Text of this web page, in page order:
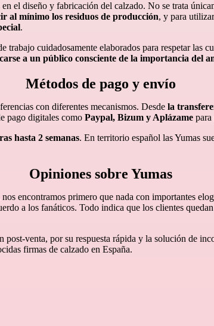
el diseño y fabricación del calzado. No se trata
al mínimo los residuos de producción, y para
.
cuidadosamente elaborados para respetar las
a un público consciente de la importancia del
Métodos de pago y envío
con diferentes mecanismos. Desde la
pago digitales como Paypal, Bizum y Aplázame para
hasta 2 semanas. En territorio español las Yumas
Opiniones sobre Yumas
encontramos primero que nada con importantes
a los fanáticos. Todo indica que los clientes
venta, por su respuesta rápida y la solución de
firmas de calzado en España.